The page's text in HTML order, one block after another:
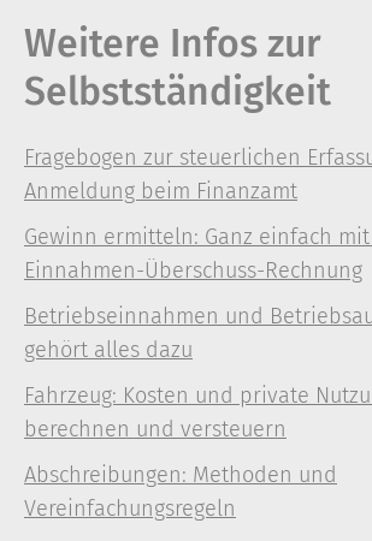
Weitere Infos zur
Selbstständigkeit
Fragebogen zur steuerlichen
Anmeldung beim Finanzamt
Gewinn ermitteln: Ganz einfach
Einnahmen-Überschuss-Rechnung
Betriebseinnahmen und
gehört alles dazu
Fahrzeug: Kosten und private
berechnen und versteuern
Abschreibungen: Methoden und
Vereinfachungsregeln